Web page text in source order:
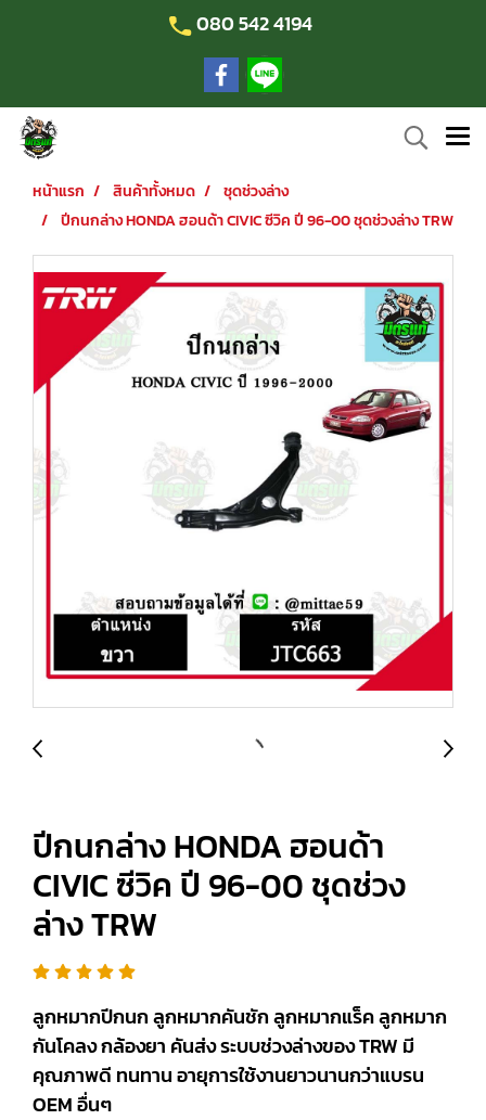
080 542 4194
หน้าแรก สินค้าทั้งหมด
ชุดช่วงล่าง
ปีกนกล่าง HONDA ฮอนด้า CIVIC ซีวิค ปี 96-00 ชุดช่วงล่าง TRW
ปีกนกล่าง HONDA ฮอนด้า
CIVIC ซีวิค ปี 96-00 ชุดช่วง
ล่าง TRW
ลูกหมากปีกนก ลูกหมากคันชัก ลูกหมากแร็ค ลูกหมาก
กันโคลง กล้องยา คันส่ง ระบบช่วงล่างของ TRW มี
คุณภาพดี ทนทาน อายุการใช้งานยาวนานกว่าแบรน
OEM อื่นๆ